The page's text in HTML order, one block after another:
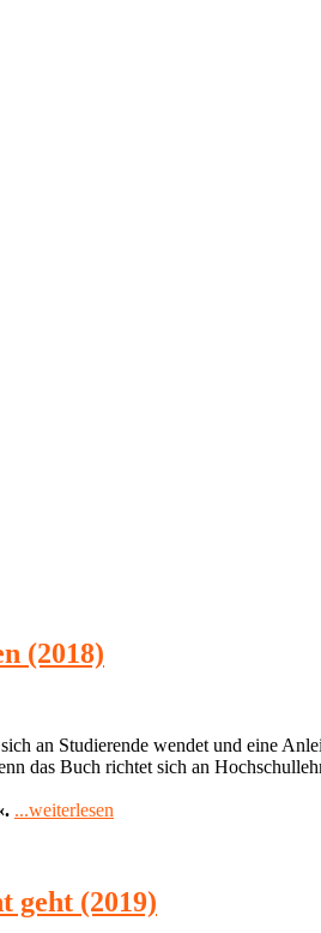
(2018)
an Studierende wendet und eine
das Buch richtet sich an
...weiterlesen
Eine
Einführung
geht (2019)